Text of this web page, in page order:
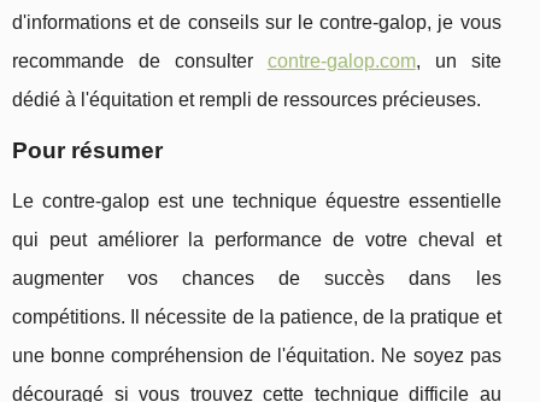
d'informations et de conseils sur le contre-galop, je vous
recommande de consulter contre-galop.com, un site
dédié à l'équitation et rempli de ressources précieuses.
Pour résumer
Le contre-galop est une technique équestre essentielle
qui peut améliorer la performance de votre cheval et
augmenter vos chances de succès dans les
compétitions. Il nécessite de la patience, de la pratique et
une bonne compréhension de l'équitation. Ne soyez pas
découragé si vous trouvez cette technique difficile au